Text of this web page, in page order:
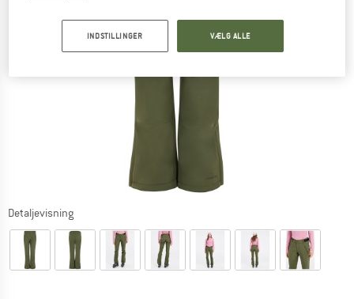
Detaljevisning
INDSTILLINGER VÆLG ALLE